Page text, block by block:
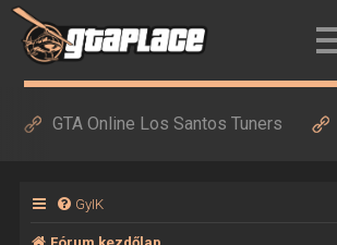
GTA Online Los Santos Tuners
GyIK